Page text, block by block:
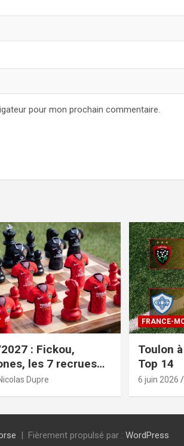
pour mon prochain commentaire.
: Fickou,
les 7 recrues
Dupre
FRANCE-
Toulon
Top 14
6 juin 2026
Fièrement propulsé par : WordPress